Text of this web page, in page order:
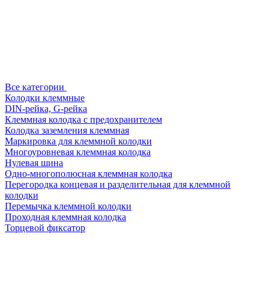
Все категории
Колодки клеммные
DIN-рейка, G-рейка
Клеммная колодка с предохранителем
Колодка заземления клеммная
Маркировка для клеммной колодки
Многоуровневая клеммная колодка
Нулевая шина
Одно-многополюсная клеммная колодка
Перегородка концевая и разделительная для клеммной
колодки
Перемычка клеммной колодки
Проходная клеммная колодка
Торцевой фиксатор